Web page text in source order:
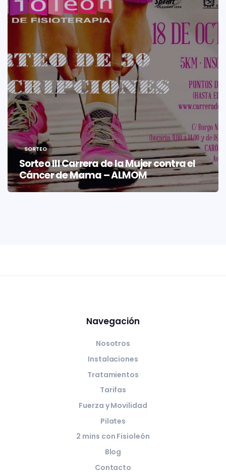
SORTEO
Sorteo III Carrera de la Mujer contra el
Cáncer de Mama – ALMOM
Navegación
Nosotros
Instalaciones
Tratamientos
Tarifas
Fuerza y Movilidad
Pilates
2 mins con Fisioleón
Blog
Contacto